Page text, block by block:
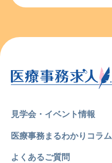
見学会・イベント情報
医療事務まるわかりコラム
よくあるご質問